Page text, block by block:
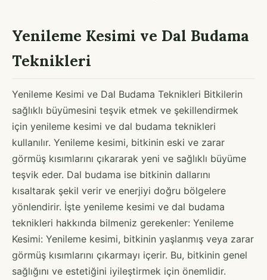
Yenileme Kesimi ve Dal Budama
Teknikleri
Yenileme Kesimi ve Dal Budama Teknikleri Bitkilerin
sağlıklı büyümesini teşvik etmek ve şekillendirmek
için yenileme kesimi ve dal budama teknikleri
kullanılır. Yenileme kesimi, bitkinin eski ve zarar
görmüş kısımlarını çıkararak yeni ve sağlıklı büyüme
teşvik eder. Dal budama ise bitkinin dallarını
kısaltarak şekil verir ve enerjiyi doğru bölgelere
yönlendirir. İşte yenileme kesimi ve dal budama
teknikleri hakkında bilmeniz gerekenler: Yenileme
Kesimi: Yenileme kesimi, bitkinin yaşlanmış veya zarar
görmüş kısımlarını çıkarmayı içerir. Bu, bitkinin genel
sağlığını ve estetiğini iyileştirmek için önemlidir.